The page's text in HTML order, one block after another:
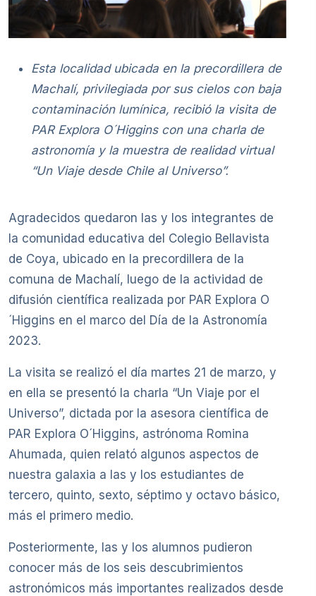
Esta localidad ubicada en la precordillera de
Machalí, privilegiada por sus cielos con baja
contaminación lumínica, recibió la visita de
PAR Explora O´Higgins con una charla de
astronomía y la muestra de realidad virtual
“Un Viaje desde Chile al Universo”.
Agradecidos quedaron las y los integrantes de
la comunidad educativa del Colegio Bellavista
de Coya, ubicado en la precordillera de la
comuna de Machalí, luego de la actividad de
difusión científica realizada por PAR Explora O
´Higgins en el marco del Día de la Astronomía
2023.
La visita se realizó el día martes 21 de marzo, y
en ella se presentó la charla “Un Viaje por el
Universo”, dictada por la asesora científica de
PAR Explora O´Higgins, astrónoma Romina
Ahumada, quien relató algunos aspectos de
nuestra galaxia a las y los estudiantes de
tercero, quinto, sexto, séptimo y octavo básico,
más el primero medio.
Posteriormente, las y los alumnos pudieron
conocer más de los seis descubrimientos
astronómicos más importantes realizados desde